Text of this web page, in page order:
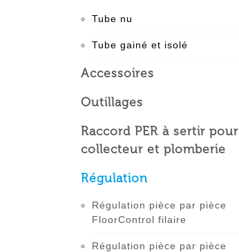
Tube nu
Tube gainé et isolé
Accessoires
Outillages
Raccord PER à sertir pour
collecteur et plomberie
Régulation
Régulation pièce par pièce
FloorControl filaire
Régulation pièce par pièce